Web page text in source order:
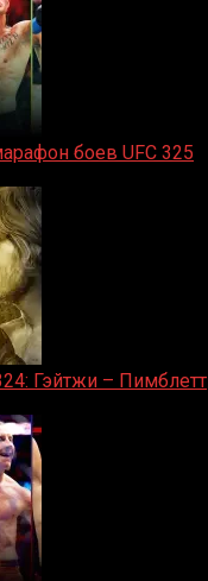
боев UFC 325
Гэйтжи – Пимблетт